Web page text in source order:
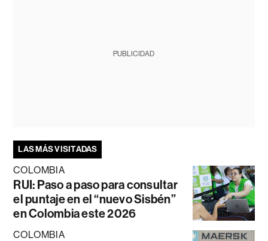
PUBLICIDAD
LAS MÁS VISITADAS
COLOMBIA
RUI: Paso a paso para consultar
el puntaje en el “nuevo Sisbén”
en Colombia este 2026
COLOMBIA